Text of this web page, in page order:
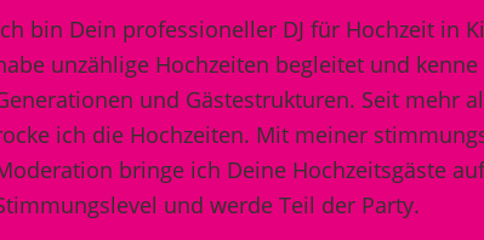
bin Dein professioneller DJ für Hochzeit in
unzählige Hochzeiten begleitet und kenne
und Gästestrukturen. Seit mehr
ich die Hochzeiten. Mit meiner
bringe ich Deine Hochzeitsgäste
und werde Teil der Party.